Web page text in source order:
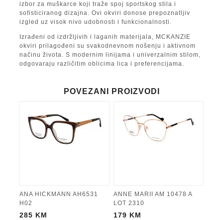
izbor za muškarce koji traže spoj sportskog stila i
sofisticiranog dizajna. Ovi okviri donose prepoznatljiv
izgled uz visok nivo udobnosti i funkcionalnosti.
Izrađeni od izdržljivih i laganih materijala, MCKANZIE
okviri prilagođeni su svakodnevnom nošenju i aktivnom
načinu života. S modernim linijama i univerzalnim stilom,
odgovaraju različitim oblicima lica i preferencijama.
POVEZANI PROIZVODI
ANA HICKMANN AH6531
H02
285 KM
ANNE MARII AM 10478 A
LOT 2310
179 KM